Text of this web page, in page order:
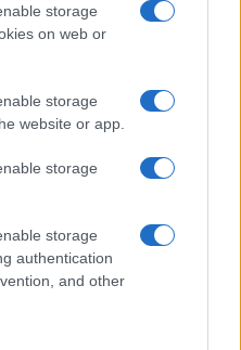
storage
on web or
storage
website or app.
storage
storage
authentication
and other